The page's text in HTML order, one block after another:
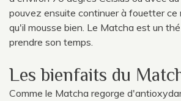
pouvez ensuite continuer à fouetter ce
qu'il mousse bien. Le Matcha est un
prendre son temps.
Les bienfaits du
Comme le Matcha regorge